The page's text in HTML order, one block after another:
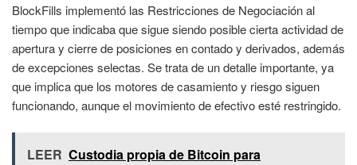
BlockFills implementó las Restricciones de Negociación al
tiempo que indicaba que sigue siendo posible cierta actividad de
apertura y cierre de posiciones en contado y derivados, además
de excepciones selectas. Se trata de un detalle importante, ya
que implica que los motores de casamiento y riesgo siguen
funcionando, aunque el movimiento de efectivo esté restringido.
LEER Custodia propia de Bitcoin para